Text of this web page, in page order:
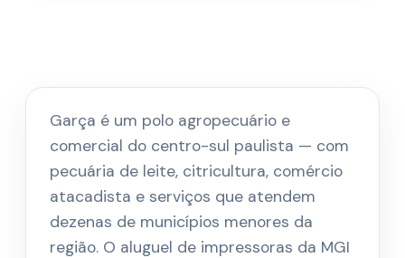
Garça é um polo agropecuário e
comercial do centro-sul paulista — com
pecuária de leite, citricultura, comércio
atacadista e serviços que atendem
dezenas de municípios menores da
região. O aluguel de impressoras da MGI